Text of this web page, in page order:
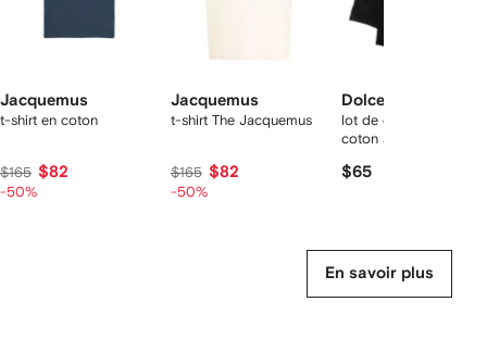
Jacquemus
t-shirt en coton
$165 $82
-50%
Jacquemus
t-shirt The Jacquemus
$165 $82
-50%
Dolce & Gabbana
lot de deux boxers en
coton à taille logo
$65
En savoir plus